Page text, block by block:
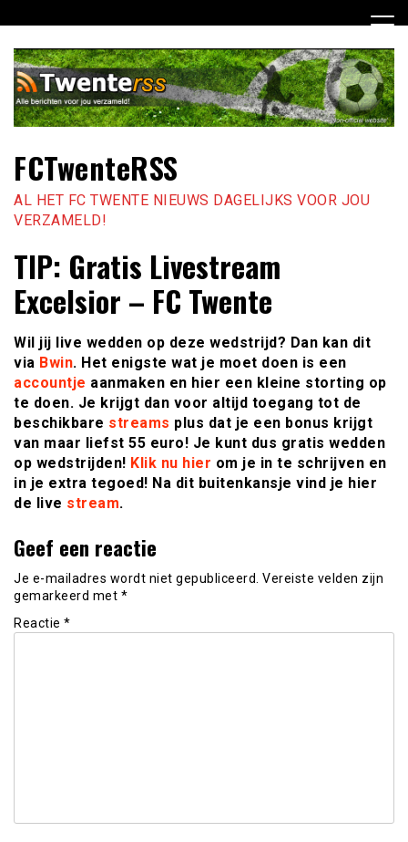
naar
inhoud
FCTwenteRSS
AL HET FC TWENTE NIEUWS DAGELIJKS VOOR JOU
VERZAMELD!
TIP: Gratis Livestream
Excelsior – FC Twente
Wil jij live wedden op deze wedstrijd? Dan kan dit
via Bwin. Het enigste wat je moet doen is een
accountje aanmaken en hier een kleine storting op
te doen. Je krijgt dan voor altijd toegang tot de
beschikbare streams plus dat je een bonus krijgt
van maar liefst 55 euro! Je kunt dus gratis wedden
op wedstrijden! Klik nu hier om je in te schrijven en
in je extra tegoed! Na dit buitenkansje vind je hier
de live stream.
Geef een reactie
Je e-mailadres wordt niet gepubliceerd. Vereiste velden zijn
gemarkeerd met *
Reactie *